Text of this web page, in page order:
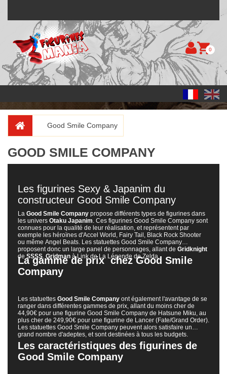
0
Good Smile Company
GOOD SMILE COMPANY
Les figurines Sexy & Japanim du
constructeur Good Smile Company
La Good Smile Company propose différents types de figurines dans
les univers Otaku Japanim. Ces figurines Good Smile Company sont
connues pour la qualité de leur réalisation, et représentent par
exemple les héroïnes d'Accel World, Fairy Tail, Black Rock Shooter
ou même Angel Beats. Les statuettes Good Smile Company
proposent donc un large panel de personnages, allant de Gridknight
de SSSS. Gridman à Link de La Légende de Zelda.
La gamme de prix chez Good Smile
Company
Les statuettes Good Smile Company ont également l'avantage de se
ranger dans différentes gammes de prix, allant du moins cher de
44,90€ pour une figurine Good Smile Company de Hatsune Miku, au
plus cher de 249,90€ pour une figurine de Lancer (Fate/Grand Order).
Les statuettes Good Smile Company peuvent alors satisfaire un
grand nombre d'adeptes, et sont destinées à tous les budgets.
Les caractéristiques des figurines de
Good Smile Company